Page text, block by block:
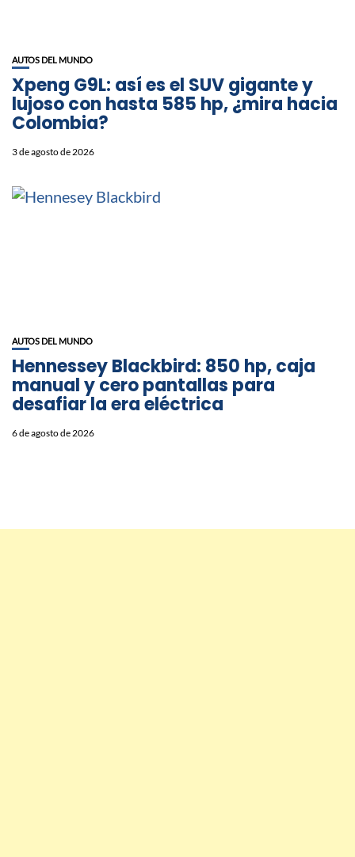
AUTOS DEL MUNDO
Xpeng G9L: así es el SUV gigante y
lujoso con hasta 585 hp, ¿mira hacia
Colombia?
3 de agosto de 2026
AUTOS DEL MUNDO
Hennessey Blackbird: 850 hp, caja
manual y cero pantallas para
desafiar la era eléctrica
6 de agosto de 2026